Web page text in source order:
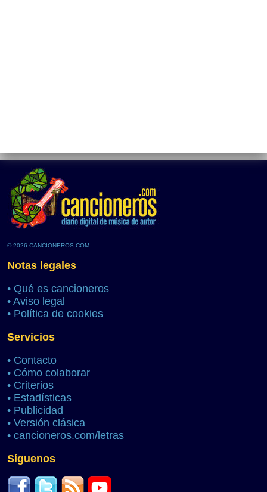
© 2026 CANCIONEROS.COM
Notas legales
• Qué es cancioneros
• Aviso legal
• Política de cookies
Servicios
• Contacto
• Cómo colaborar
• Criterios
• Estadísticas
• Publicidad
• Versión clásica
• cancioneros.com/letras
Síguenos